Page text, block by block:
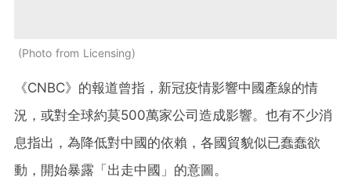
Photo from Licensing
《CNBC》的報道曾指，新冠疫情影響中國產線的情
況，或對全球約莫500萬家公司造成影響。也有不少消
息指出，為降低對中國的依賴，各國貿貌似已蠢蠢欲
動，開始暴露「出走中國」的意圖。